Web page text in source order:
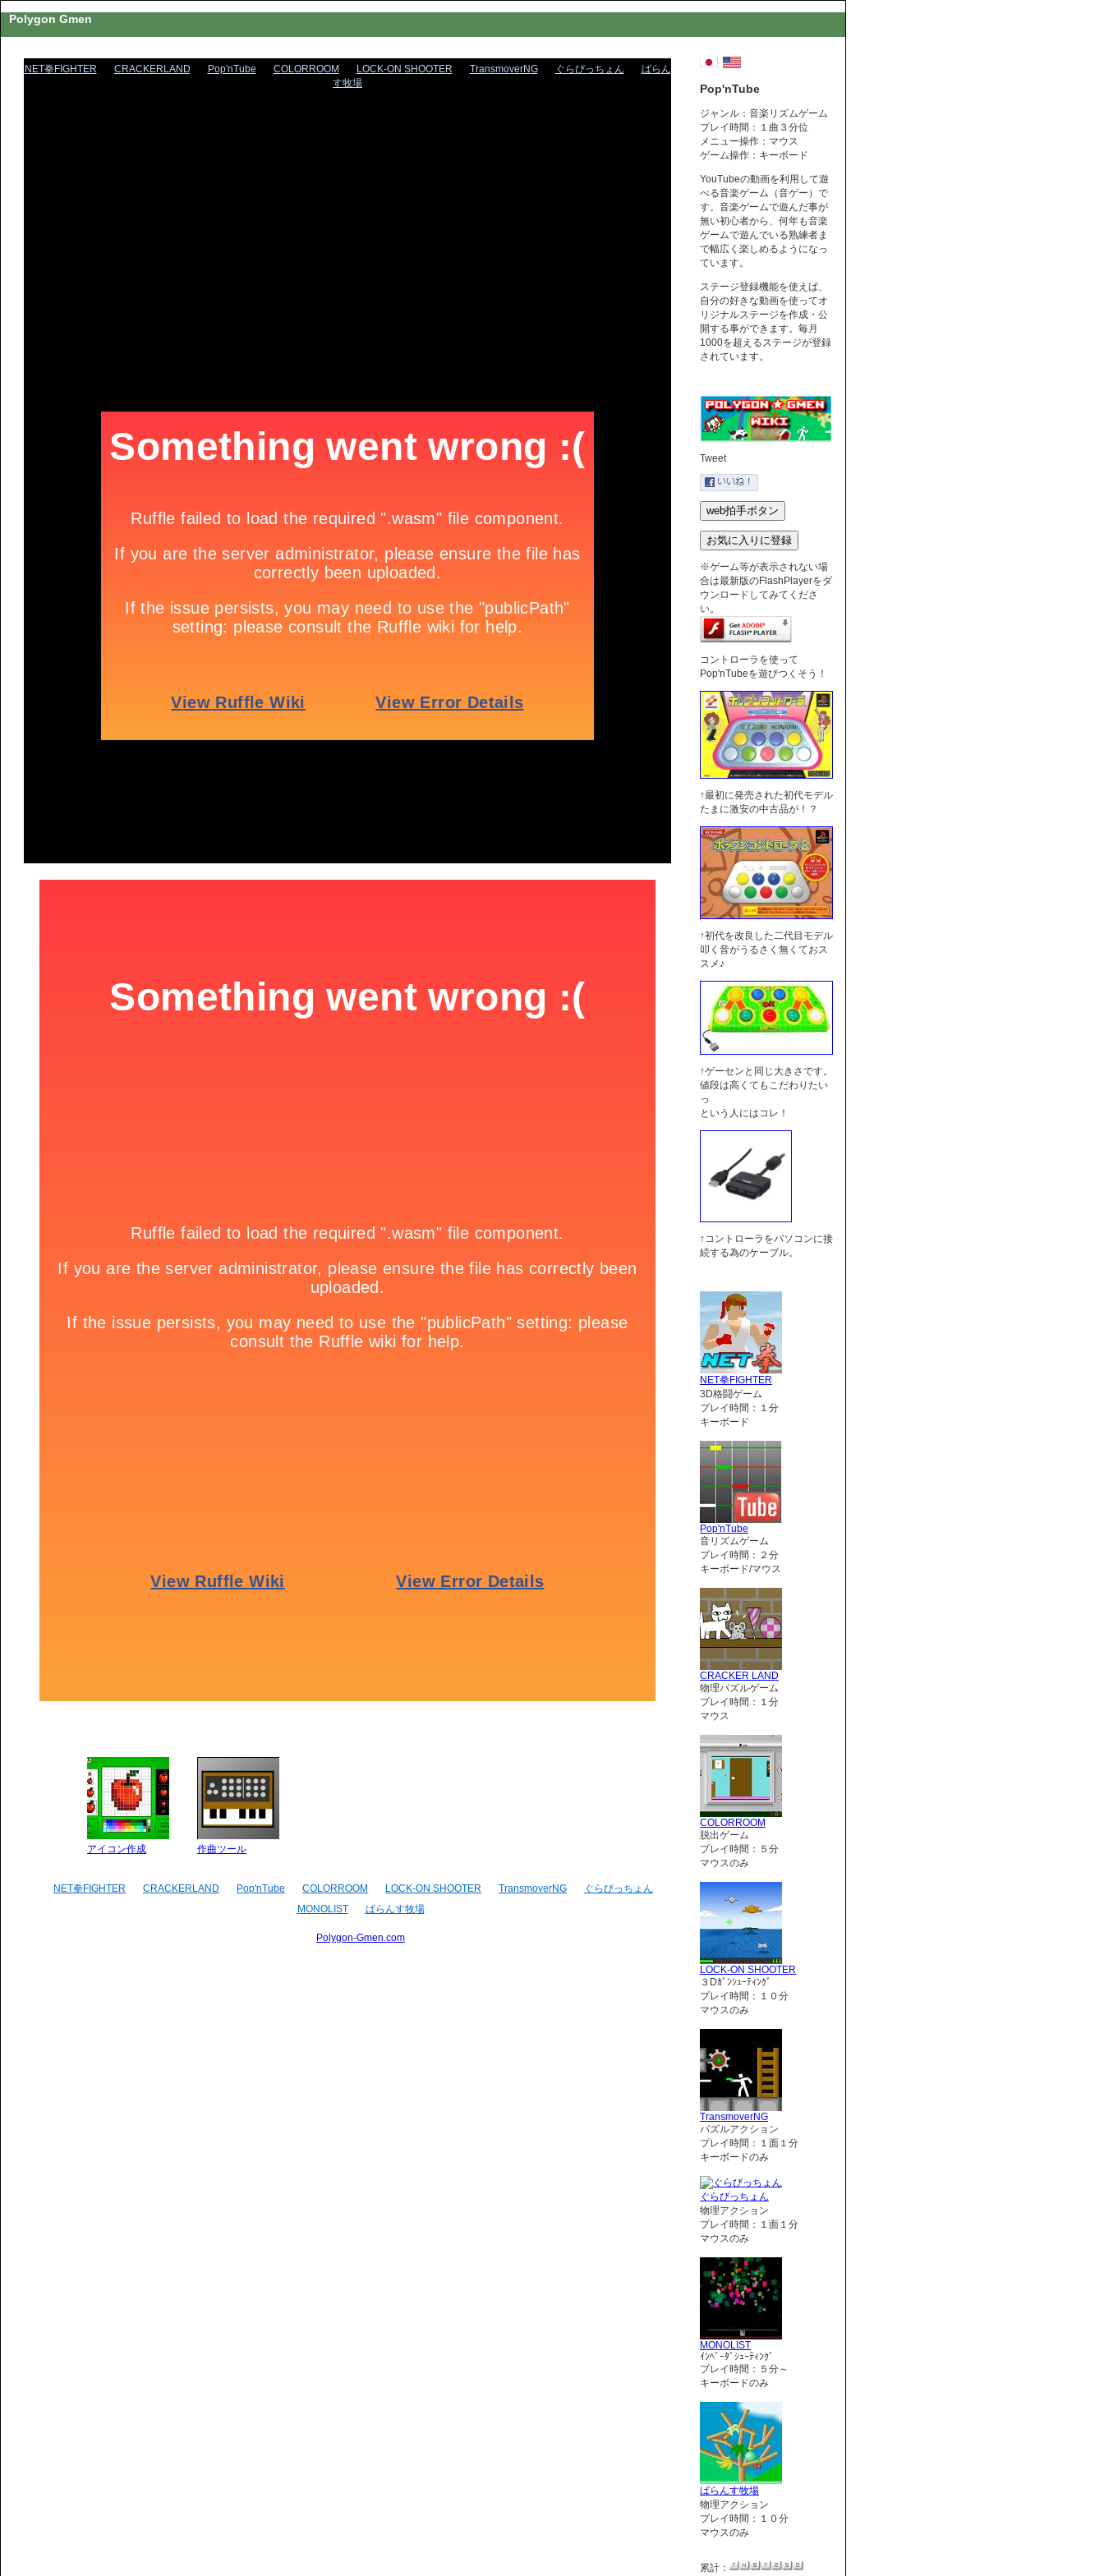
Polygon Gmen
NET拳FIGHTER CRACKERLAND Pop'nTube COLORROOM LOCK-ON SHOOTER TransmoverNG ぐらびっちょん
ばらん
す牧場
アイコン作成 作曲ツール
NET拳FIGHTER CRACKERLAND Pop'nTube COLORROOM LOCK-ON SHOOTER TransmoverNG
ぐらびっちょん
MONOLIST
ばらんす牧場
Polygon-Gmen.com
Pop'nTube
ジャンル：音楽リズムゲーム
プレイ時間：１曲３分位
メニュー操作：マウス
ゲーム操作：キーボード
YouTubeの動画を利用して遊
べる音楽ゲーム（音ゲー）で
す。音楽ゲームで遊んだ事が
無い初心者から、何年も音楽
ゲームで遊んでいる熟練者ま
で幅広く楽しめるようになっ
ています。
ステージ登録機能を使えば、
自分の好きな動画を使ってオ
リジナルステージを作成・公
開する事ができます。毎月
1000を超えるステージが登録
されています。
Tweet
※ゲーム等が表示されない場
合は最新版のFlashPlayerをダ
ウンロードしてみてくださ
い。
コントローラを使って
Pop'nTubeを遊びつくそう！
↑最初に発売された初代モデル
たまに激安の中古品が！？
↑初代を改良した二代目モデル
叩く音がうるさく無くておス
スメ♪
↑ゲーセンと同じ大きさです。
値段は高くてもこだわりたい
っ
という人にはコレ！
↑コントローラをパソコンに接
続する為のケーブル。
NET拳FIGHTER
3D格闘ゲーム
プレイ時間：１分
キーボード
Pop'nTube
音リズムゲーム
プレイ時間：２分
キーボード/マウス
CRACKER LAND
物理パズルゲーム
プレイ時間：１分
マウス
COLORROOM
脱出ゲーム
プレイ時間：５分
マウスのみ
LOCK-ON SHOOTER
３Dｶﾞﾝｼｭｰﾃｨﾝｸﾞ
プレイ時間：１０分
マウスのみ
TransmoverNG
パズルアクション
プレイ時間：１面１分
キーボードのみ
ぐらびっちょん
物理アクション
プレイ時間：１面１分
マウスのみ
MONOLIST
ｲﾝﾍﾞｰﾀﾞｼｭｰﾃｨﾝｸﾞ
プレイ時間：５分～
キーボードのみ
ばらんす牧場
物理アクション
プレイ時間：１０分
マウスのみ
累計：